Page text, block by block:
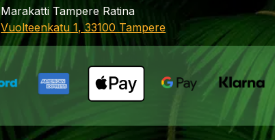
Marakatti Tampere Ratina
Vuolteenkatu 1, 33100 Tampere